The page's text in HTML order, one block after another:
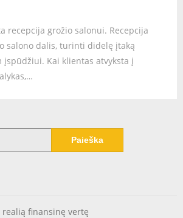
recepcija grožio salonui. Recepcija
salono dalis, turinti didelę įtaką
Kai klientas atvyksta į
finansinę vertę